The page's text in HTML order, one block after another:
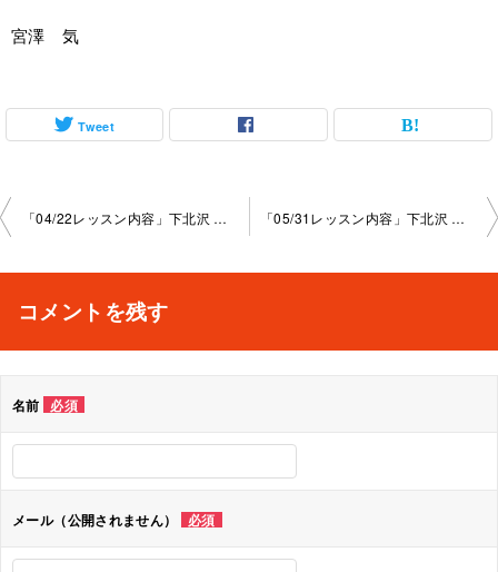
宮澤 気
Tweet
投
ビ
シ
ョ
ン
「04/22レッスン内容」下北沢 教室 2024-04-22-no0015-1047 「05/31レッスン内容」下北沢 教室 2024-05-31-no0015-1047
コメントを残す
名前 必須
メール（公開されません） 必須